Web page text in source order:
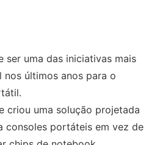
ser uma das iniciativas mais
nos últimos anos para o
criou uma solução projetada
consoles portáteis em vez de